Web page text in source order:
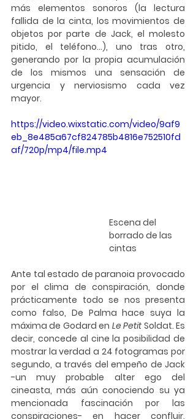
más elementos sonoros (la lectura
fallida de la cinta, los movimientos de
objetos por parte de Jack, el molesto
pitido, el teléfono…), uno tras otro,
generando por la propia acumulación
de los mismos una sensación de
urgencia y nerviosismo cada vez
mayor.
https://video.wixstatic.com/video/9af9
eb_8e485a67cf824785b4816e752510fd
af/720p/mp4/file.mp4
Escena del
borrado de las
cintas
Ante tal estado de paranoia provocado
por el clima de conspiración, donde
prácticamente todo se nos presenta
como falso, De Palma hace suya la
máxima de Godard en Le Petit Soldat. Es
decir, concede al cine la posibilidad de
mostrar la verdad a 24 fotogramas por
segundo, a través del empeño de Jack
-un muy probable alter ego del
cineasta, más aún conociendo su ya
mencionada fascinación por las
conspiraciones- en hacer confluir,